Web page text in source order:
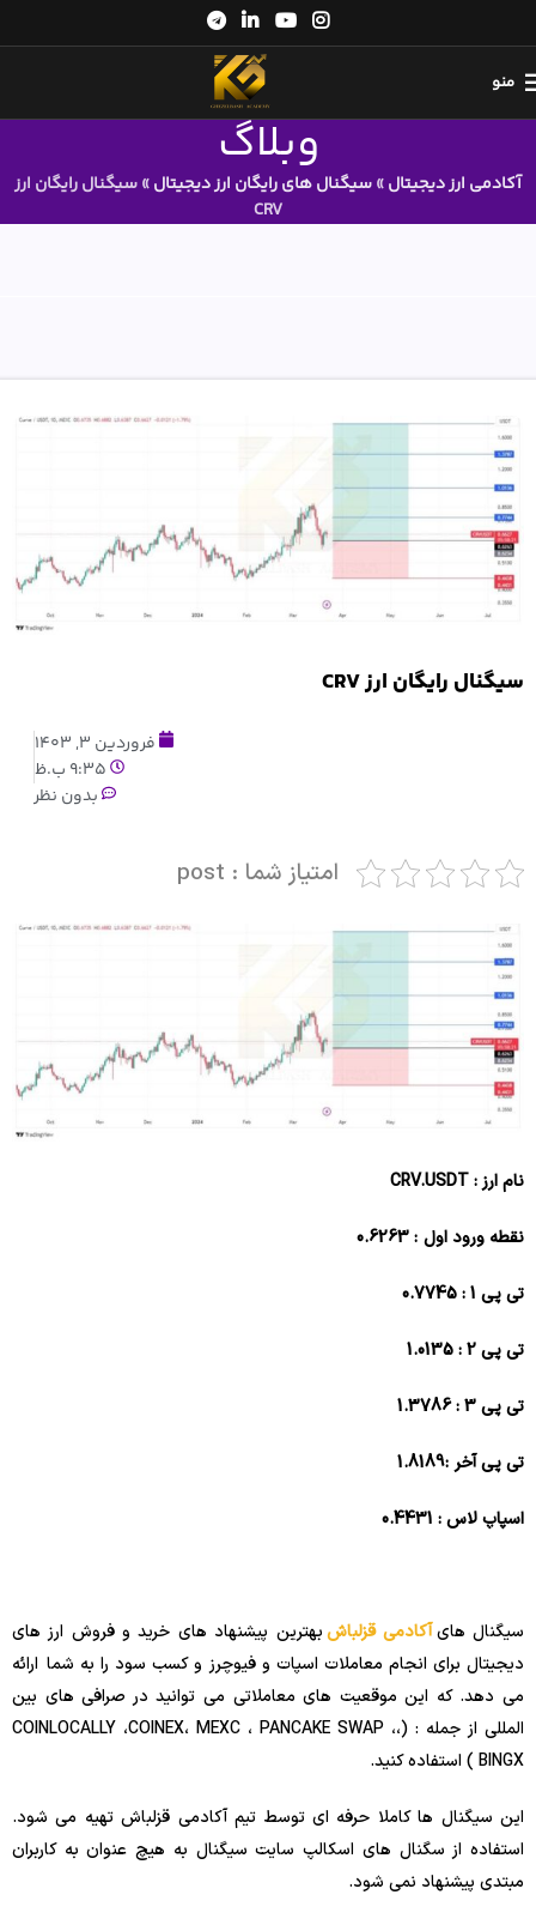
منو
وبلاگ
آکادمی ارز دیجیتال»سیگنال های رایگان ارز دیجیتال»سیگنال رایگان ارز
CRV
سیگنال رایگان ارز CRV
فروردین 3, 1403
9:35 ب.ظ
بدون نظر
امتیاز شما : post
نام ارز : CRV.USDT
نقطه ورود اول : 0.6263
تی پی 1 : 0.7745
تی پی 2 : 1.0135
تی پی 3 : 1.3786
تی پی آخر :1.8189
اسپاپ لاس : 0.4431
سیگنال هایآکادمی قزلباشبهترین پیشنهاد های خرید و فروش ارز های
دیجیتال برای انجام معاملات اسپات و فیوچرز و کسب سود را به شما ارائه
می دهد. که این موقعیت های معاملاتی می توانید در صرافی های بین
المللی از جمله : (،COINLOCALLY ،COINEX، MEXC ، PANCAKE SWAP ،
BINGX ) استفاده کنید.
این سیگنال ها کاملا حرفه ای توسط تیم آکادمی قزلباش تهیه می شود.
استفاده از سگنال های اسکالپ سایت سیگنال به هیچ عنوان به کاربران
مبتدی پیشنهاد نمی شود.